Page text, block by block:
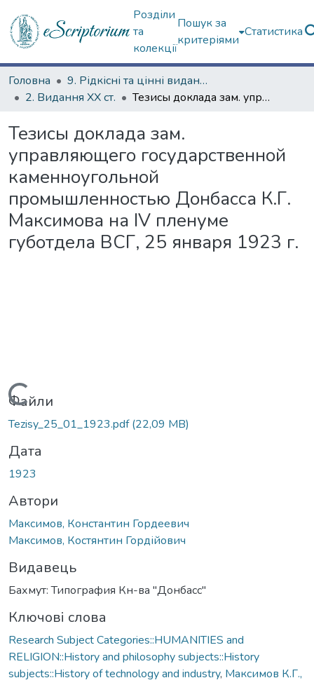
Розділи
та
колекції
Пошук за
критеріями
Статистика
Головна
9. Рідкісні та цінні видання
2. Видання ХХ ст.
Тезисы доклада зам. управляющего государственной каменноугольной промышленностью Донбасса К.Г. Максимова на IV пленуме губотдела ВСГ, 25 января 1923 г.
Тезисы доклада зам.
управляющего государственной
каменноугольной
промышленностью Донбасса К.Г.
Максимова на IV пленуме
губотдела ВСГ, 25 января 1923 г.
Вантажиться...
Файли
Tezisy_25_01_1923.pdf(22,09 MB)
Дата
1923
Автори
Максимов, Константин Гордеевич
Максимов, Костянтин Гордійович
Видавець
Бахмут: Типография Кн-ва "Донбасс"
Ключові слова
Research Subject Categories::HUMANITIES and
RELIGION::History and philosophy subjects::History
subjects::History of technology and industry, Максимов К.Г.,